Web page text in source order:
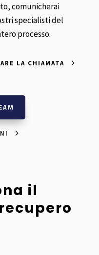
comunicherai
specialisti del
processo.
LA CHIAMATA
il